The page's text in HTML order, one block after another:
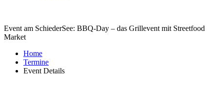
Event am SchiederSee: BBQ-Day – das Grillevent mit Streetfood
Market
Home
Termine
Event Details